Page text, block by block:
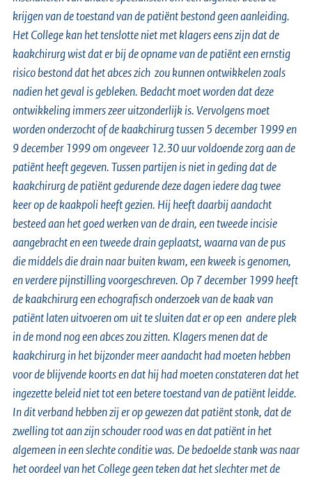
krijgen van de toestand van de patiënt bestond geen aanleiding.
Het College kan het tenslotte niet met klagers eens zijn dat de
kaakchirurg wist dat er bij de opname van de patiënt een ernstig
risico bestond dat het abces zich zou kunnen ontwikkelen zoals
nadien het geval is gebleken. Bedacht moet worden dat deze
ontwikkeling immers zeer uitzonderlijk is. Vervolgens moet
worden onderzocht of de kaakchirurg tussen 5 december 1999 en
9 december 1999 om ongeveer 12.30 uur voldoende zorg aan de
patiënt heeft gegeven. Tussen partijen is niet in geding dat de
kaakchirurg de patiënt gedurende deze dagen iedere dag twee
keer op de kaakpoli heeft gezien. Hij heeft daarbij aandacht
besteed aan het goed werken van de drain, een tweede incisie
aangebracht en een tweede drain geplaatst, waarna van de pus
die middels die drain naar buiten kwam, een kweek is genomen,
en verdere pijnstilling voorgeschreven. Op 7 december 1999 heeft
de kaakchirurg een echografisch onderzoek van de kaak van
patiënt laten uitvoeren om uit te sluiten dat er op een andere plek
in de mond nog een abces zou zitten. Klagers menen dat de
kaakchirurg in het bijzonder meer aandacht had moeten hebben
voor de blijvende koorts en dat hij had moeten constateren dat het
ingezette beleid niet tot een betere toestand van de patiënt leidde.
In dit verband hebben zij er op gewezen dat patiënt stonk, dat de
zwelling tot aan zijn schouder rood was en dat patiënt in het
algemeen in een slechte conditie was. De bedoelde stank was naar
het oordeel van het College geen teken dat het slechter met de